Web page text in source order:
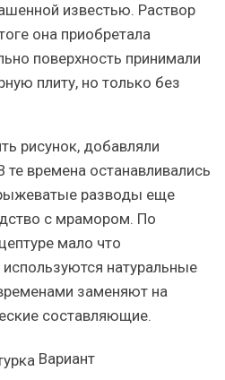
известью. Раствор
она приобретала
поверхность принимали
плиту, но только без
рисунок, добавляли
те времена останавливались
разводы еще
с мрамором. По
мало что
натуральные
заменяют на
составляющие.
Вариант